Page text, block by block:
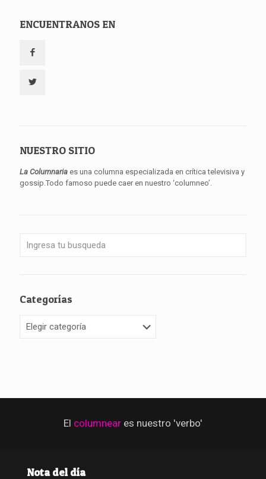
ENCUENTRANOS EN
NUESTRO SITIO
La Columnaria es una columna especializada en crítica televisiva y
gossip.Todo famoso puede caer en nuestro ‘columneo’.
Categorías
El columnear es nuestro 'verbo'
Nota del día